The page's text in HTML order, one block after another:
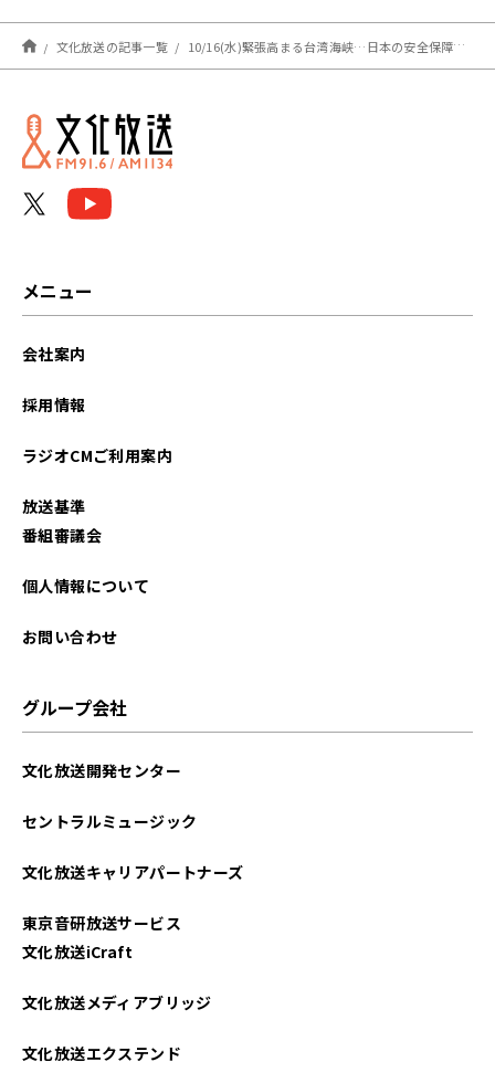
文化放送の記事一覧 10/16(水)緊張高まる台湾海峡…日本の安全保障政策どうする！？ゲストは峯村健司氏、土井敏邦氏！
メニュー
会社案内
採用情報
ラジオCMご利用案内
放送基準
番組審議会
個人情報について
お問い合わせ
グループ会社
文化放送開発センター
セントラルミュージック
文化放送キャリアパートナーズ
東京音研放送サービス
文化放送iCraft
文化放送メディアブリッジ
文化放送エクステンド